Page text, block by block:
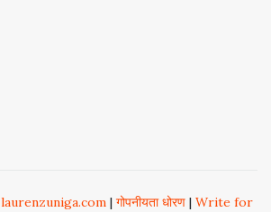
laurenzuniga.com | गोपनीयता धोरण | Write for